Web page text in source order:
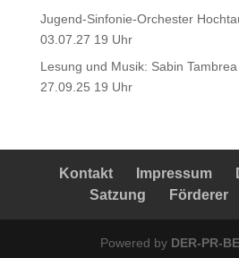
Jugend-Sinfonie-Orchester
03.07.27 19 Uhr
Lesung und Musik: Sabin Tambrea
27.09.25 19 Uhr
Kontakt Impressum
Satzung
Förderer
Powered by DER-PR-